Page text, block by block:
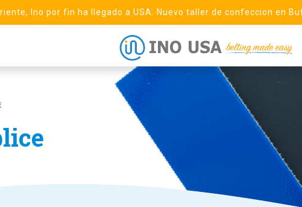
Ino por fin ha llegado a USA. Nuevo taller de confeccion en